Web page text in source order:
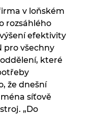
v loňském
rozsáhlého
efektivity
pro všechny
které
že dnešní
síťově
„Do